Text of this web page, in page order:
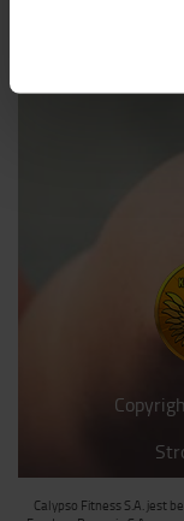
Calypso Fitness S.A. jest